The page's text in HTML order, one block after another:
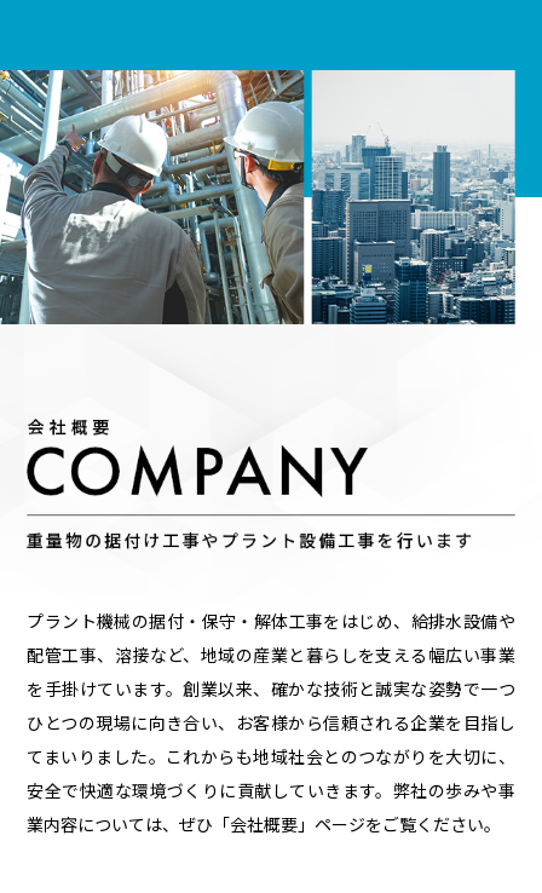
プラント機械の据付・保守・解体工事をはじめ、給排水設備や
配管工事、溶接など、地域の産業と暮らしを支える幅広い事業
を手掛けています。創業以来、確かな技術と誠実な姿勢で一つ
ひとつの現場に向き合い、お客様から信頼される企業を目指し
てまいりました。これからも地域社会とのつながりを大切に、
安全で快適な環境づくりに貢献していきます。弊社の歩みや事
業内容については、ぜひ「会社概要」ページをご覧ください。